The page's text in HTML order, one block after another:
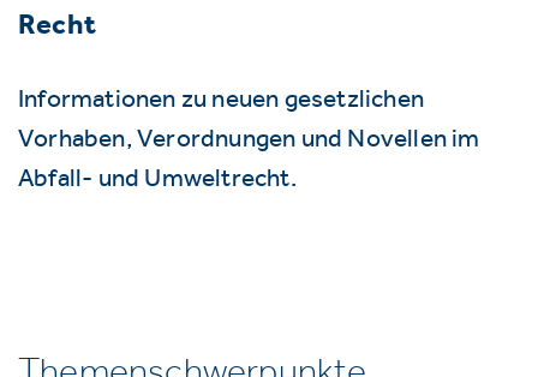
Recht
Informationen zu neuen gesetzlichen
Vorhaben, Verordnungen und Novellen im
Abfall- und Umweltrecht.